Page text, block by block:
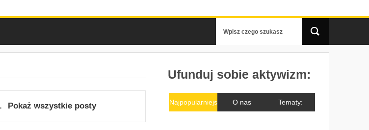
. Pokaż wszystkie posty
Ufunduj sobie aktywizm:
Najpopularniejs O nas Tematy: